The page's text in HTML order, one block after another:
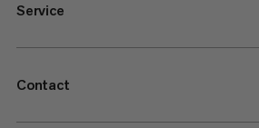
Service
Contact